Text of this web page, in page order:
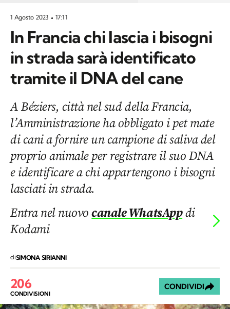
1 Agosto 2023 17:11
In Francia chi lascia i bisogni
in strada sarà identificato
tramite il DNA del cane
A Béziers, città nel sud della Francia,
l’Amministrazione ha obbligato i pet mate
di cani a fornire un campione di saliva del
proprio animale per registrare il suo DNA
e identificare a chi appartengono i bisogni
lasciati in strada.
Entra nel nuovocanale WhatsAppdi
Kodami
diSIMONA SIRIANNI
206
CONDIVISIONI
CONDIVIDI